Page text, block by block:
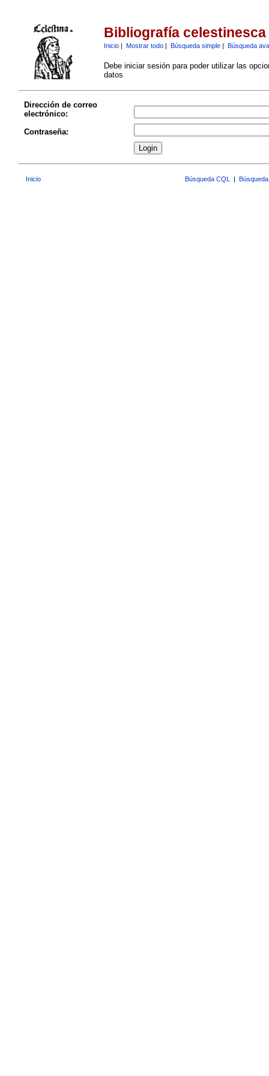
Bibliografía celestinesca
Inicio| Mostrar todo| Búsqueda simple| Búsqueda
Debe iniciar sesión para poder utilizar las
datos
Dirección de correo
electrónico:
Contraseña:
Inicio Búsqueda CQL |